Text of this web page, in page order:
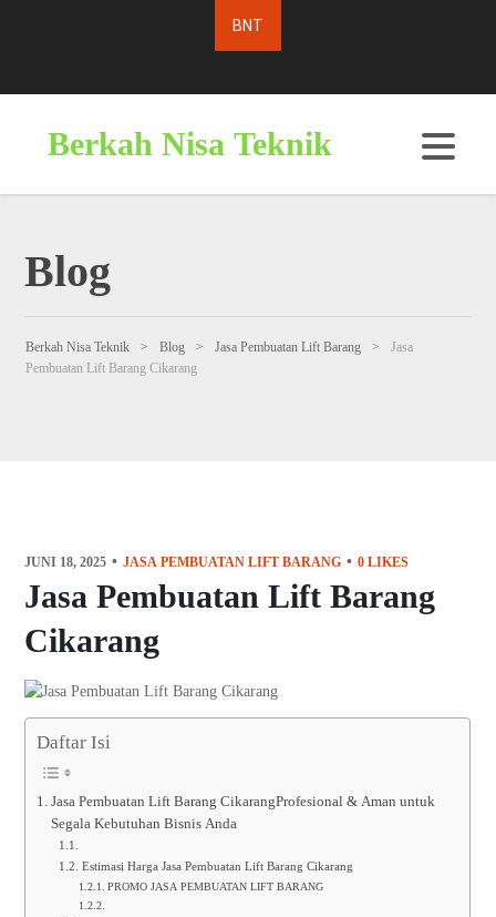
Berkah Nisa Teknik
Blog
Berkah Nisa Teknik > Blog > Jasa Pembuatan Lift Barang >
Jasa
Pembuatan Lift Barang Cikarang
JUNI 18, 2025 JASA PEMBUATAN LIFT BARANG 0 LIKES
Jasa Pembuatan Lift Barang
Cikarang
Daftar Isi
Jasa Pembuatan Lift Barang CikarangProfesional & Aman untuk
Segala Kebutuhan Bisnis Anda
Estimasi Harga Jasa Pembuatan Lift Barang Cikarang
PROMO JASA PEMBUATAN LIFT BARANG